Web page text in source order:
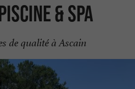
& Spa
de qualité à Ascain